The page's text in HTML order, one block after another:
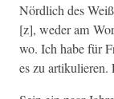
Nördlich des
[z], wed­er am
wo. Ich habe für
es zu artikulieren.